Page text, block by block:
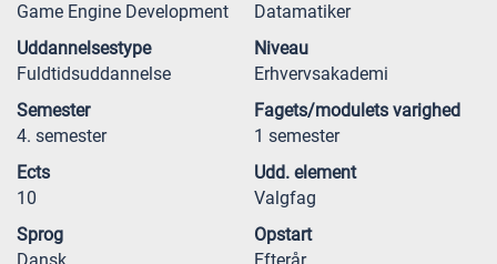
Game Engine Development
Datamatiker
Uddannelsestype
Fuldtidsuddannelse
Niveau
Erhvervsakademi
Semester
4. semester
Fagets/modulets varighed
1 semester
Ects
10
Udd. element
Valgfag
Sprog
Opstart